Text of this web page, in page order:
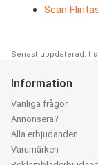
Scan
Senast uppdaterad:
Information
Vanliga frågor
Annonsera?
Alla erbjudanden
Varumärken